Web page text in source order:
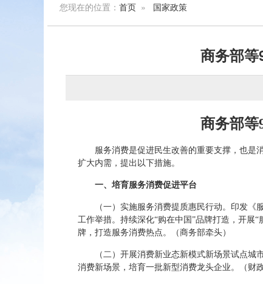
您现在的位置： 首页 » 国家政策
商务部
商务部等
服务消费是促进民生改善的重要支撑，也是
扩大内需，提出以下措施。
一、培育服务消费促进平台
（一）实施服务消费提质惠民行动。印发
工作举措。持续深化“购在中国”品牌打造，开展
牌，打造服务消费热点。（商务部牵头）
（二）开展消费新业态新模式新场景试点
消费新场景，培育一批新型消费龙头企业。（财